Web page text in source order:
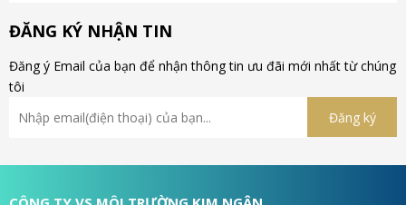
ĐĂNG KÝ NHẬN TIN
Đăng ý Email của bạn để nhận thông tin ưu đãi mới nhất từ chúng
tôi